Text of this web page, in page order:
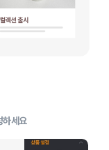
하세요